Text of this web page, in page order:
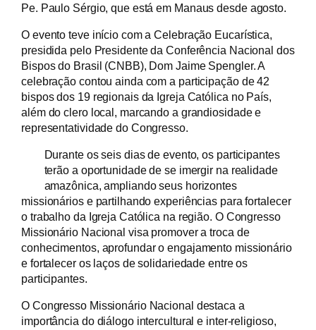
Pe. Paulo Sérgio, que está em Manaus desde agosto.
O evento teve início com a Celebração Eucarística,
presidida pelo Presidente da Conferência Nacional dos
Bispos do Brasil (CNBB), Dom Jaime Spengler. A
celebração contou ainda com a participação de 42
bispos dos 19 regionais da Igreja Católica no País,
além do clero local, marcando a grandiosidade e
representatividade do Congresso.
Durante os seis dias de evento, os participantes
terão a oportunidade de se imergir na realidade
amazônica, ampliando seus horizontes
missionários e partilhando experiências para fortalecer
o trabalho da Igreja Católica na região. O Congresso
Missionário Nacional visa promover a troca de
conhecimentos, aprofundar o engajamento missionário
e fortalecer os laços de solidariedade entre os
participantes.
O Congresso Missionário Nacional destaca a
importância do diálogo intercultural e inter-religioso,